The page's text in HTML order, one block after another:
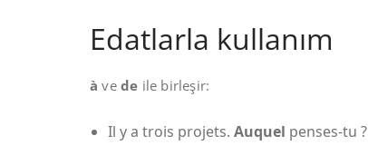
Edatlarla kullanım
à vede ile birleşir:
Il y a trois projets. Auquel penses-tu ?